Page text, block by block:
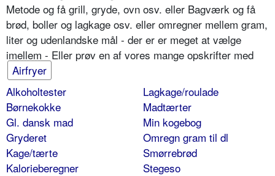
Metode og få grill, gryde, ovn osv. eller Bagværk og få
brød, boller og lagkage osv. eller omregner mellem gram,
liter og udenlandske mål - der er er meget at vælge
imellem - Eller prøv en af vores mange opskrifter med
Airfryer
Alkoholtester
Børnekokke
Gl. dansk mad
Gryderet
Kage/tærte
Kalorieberegner
Lagkage/roulade
Madtærter
Min kogebog
Omregn gram til dl
Smørrebrød
Stegeso